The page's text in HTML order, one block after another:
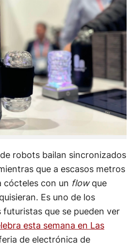
robots bailan sincronizados
que a escasos metros
cócteles con un flowque
Es uno de los
futuristas que se pueden ver
esta semana en Las
de electrónica de